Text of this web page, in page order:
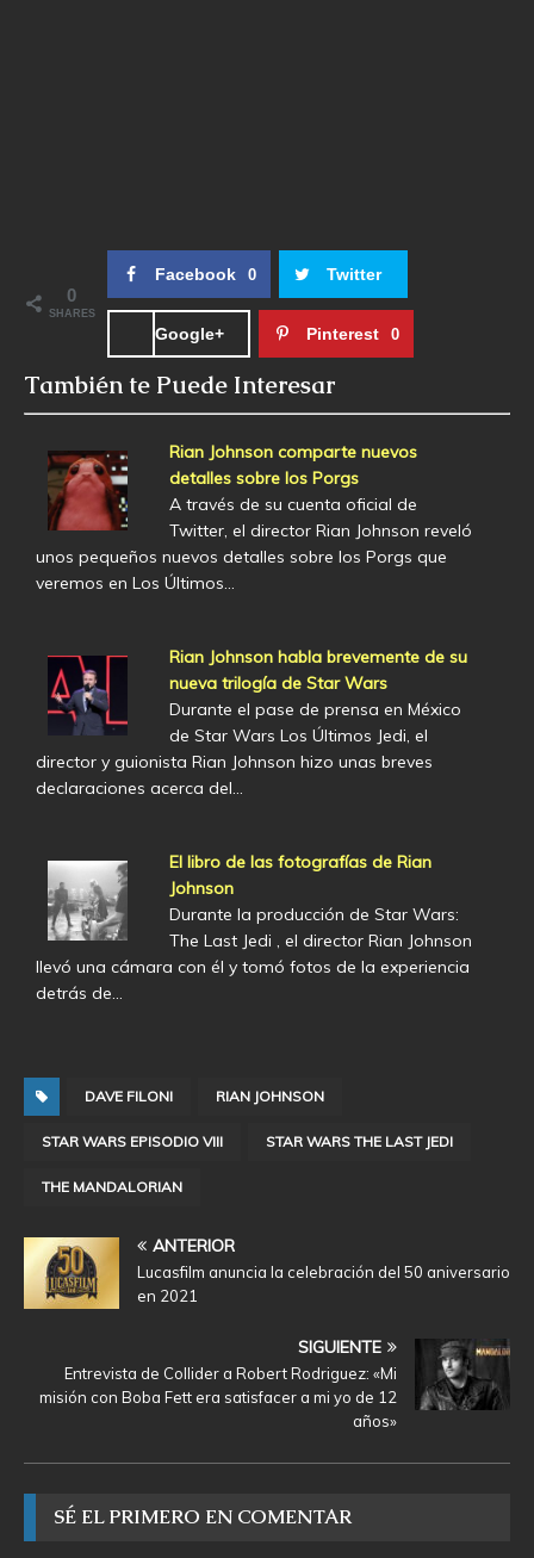
0
SHARES
Facebook 0 Twitter
Google+ Pinterest 0
También te Puede Interesar
Rian Johnson comparte nuevos
detalles sobre los Porgs
A través de su cuenta oficial de
Twitter, el director Rian Johnson reveló
unos pequeños nuevos detalles sobre los Porgs que
veremos en Los Últimos…
Rian Johnson habla brevemente de su
nueva trilogía de Star Wars
Durante el pase de prensa en México
de Star Wars Los Últimos Jedi, el
director y guionista Rian Johnson hizo unas breves
declaraciones acerca del…
El libro de las fotografías de Rian
Johnson
Durante la producción de Star Wars:
The Last Jedi , el director Rian Johnson
llevó una cámara con él y tomó fotos de la experiencia
detrás de…
DAVE FILONI RIAN JOHNSON
STAR WARS EPISODIO VIII STAR WARS THE LAST JEDI
THE MANDALORIAN
ANTERIOR
Lucasfilm anuncia la celebración del 50 aniversario
en 2021
SIGUIENTE
Entrevista de Collider a Robert Rodriguez: «Mi
misión con Boba Fett era satisfacer a mi yo de 12
años»
SÉ EL PRIMERO EN COMENTAR